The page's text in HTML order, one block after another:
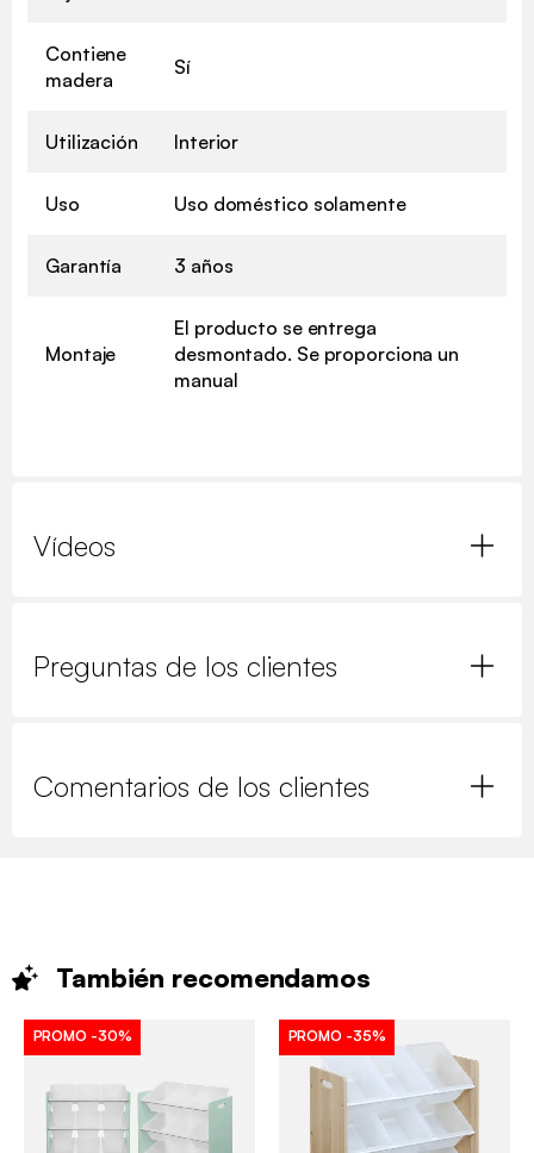
Contiene
madera
Sí
Utilización Interior
Uso Uso doméstico solamente
Garantía 3 años
Montaje
El producto se entrega
desmontado. Se proporciona un
manual
Vídeos
Preguntas de los clientes
Comentarios de los clientes
También recomendamos
PROMO -30% PROMO -35%